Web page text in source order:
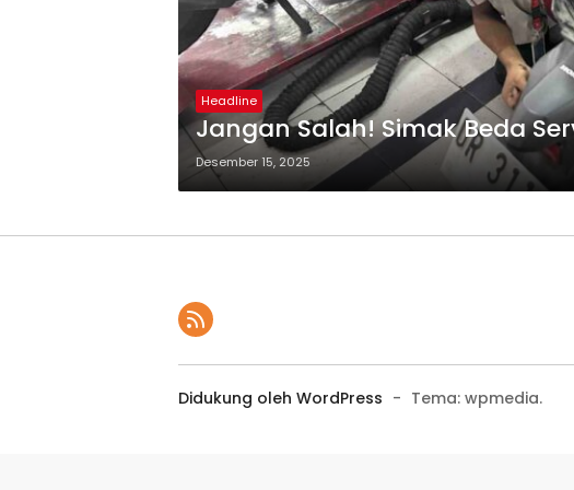
Headline
Jangan Salah! Simak Beda
Desember 15, 2025
Didukung oleh WordPress - Tema: wpmedia.